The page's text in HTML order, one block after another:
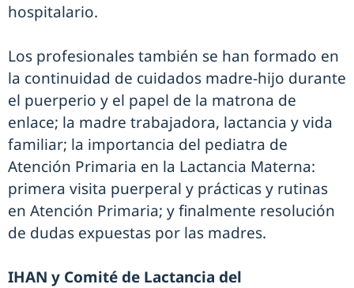
hospitalario.
Los profesionales también se han formado en
la continuidad de cuidados madre-hijo durante
el puerperio y el papel de la matrona de
enlace; la madre trabajadora, lactancia y vida
familiar; la importancia del pediatra de
Atención Primaria en la Lactancia Materna:
primera visita puerperal y prácticas y rutinas
en Atención Primaria; y finalmente resolución
de dudas expuestas por las madres.
IHAN y Comité de Lactancia del